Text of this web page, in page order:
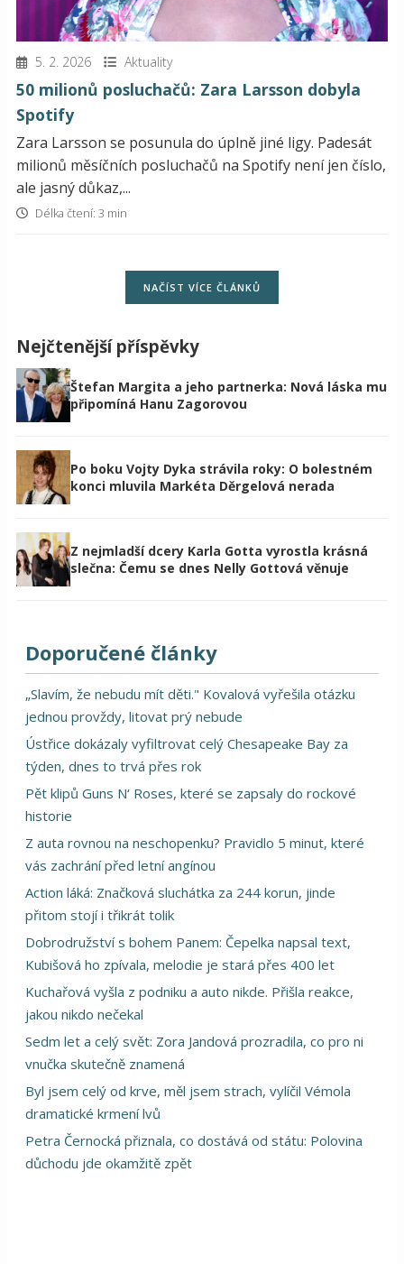
5. 2. 2026 Aktuality
50 milionů posluchačů: Zara Larsson dobyla
Spotify
Zara Larsson se posunula do úplně jiné ligy. Padesát
milionů měsíčních posluchačů na Spotify není jen číslo,
ale jasný důkaz,...
Délka čtení: 3 min
NAČÍST VÍCE ČLÁNKŮ
Nejčtenější příspěvky
Štefan Margita a jeho partnerka: Nová láska mu
připomíná Hanu Zagorovou
Po boku Vojty Dyka strávila roky: O bolestném
konci mluvila Markéta Děrgelová nerada
Z nejmladší dcery Karla Gotta vyrostla krásná
slečna: Čemu se dnes Nelly Gottová věnuje
Doporučené články
„Slavím, že nebudu mít děti." Kovalová vyřešila otázku
jednou provždy, litovat prý nebude
Ústřice dokázaly vyfiltrovat celý Chesapeake Bay za
týden, dnes to trvá přes rok
Pět klipů Guns N‘ Roses, které se zapsaly do rockové
historie
Z auta rovnou na neschopenku? Pravidlo 5 minut, které
vás zachrání před letní angínou
Action láká: Značková sluchátka za 244 korun, jinde
přitom stojí i třikrát tolik
Dobrodružství s bohem Panem: Čepelka napsal text,
Kubišová ho zpívala, melodie je stará přes 400 let
Kuchařová vyšla z podniku a auto nikde. Přišla reakce,
jakou nikdo nečekal
Sedm let a celý svět: Zora Jandová prozradila, co pro ni
vnučka skutečně znamená
Byl jsem celý od krve, měl jsem strach, vylíčil Vémola
dramatické krmení lvů
Petra Černocká přiznala, co dostává od státu: Polovina
důchodu jde okamžitě zpět